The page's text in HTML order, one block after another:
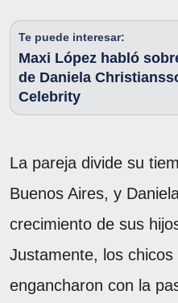
Te puede interesar:
Maxi López habló
de Daniela
Celebrity
La pareja divide su
Buenos Aires, y
crecimiento de sus
Justamente, los
engancharon con la